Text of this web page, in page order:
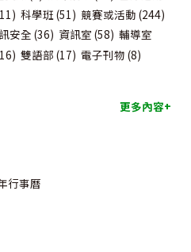
科學班(51) 競賽或活動 (244)
安全 (36) 資訊室 (58) 輔導室
雙語部 (17) 電子刊物 (8)
更多內容+
行事曆